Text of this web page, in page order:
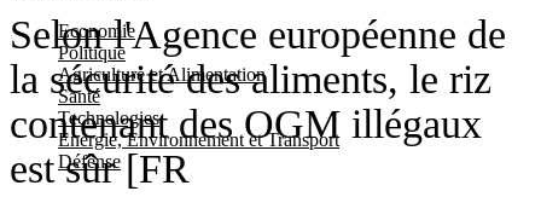
Economie
Politique
Agriculture et Alimentation
Santé
Technologies
Energie, Environnement et Transport
Défense
Selon l'Agence européenne de
la sécurité des aliments, le riz
contenant des OGM illégaux
est sûr [FR